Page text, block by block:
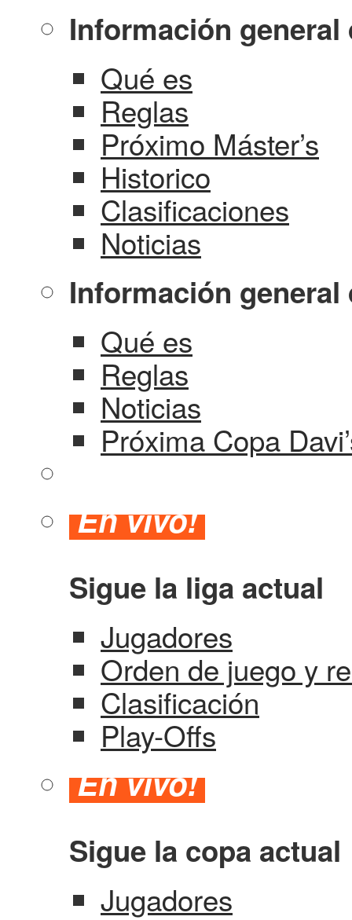
Información general
Qué es
Reglas
Próximo Máster’s
Historico
Clasificaciones
Noticias
Información general
Qué es
Reglas
Noticias
Próxima Copa
En vivo!
Sigue la liga actual
Jugadores
Orden de juego y
Clasificación
Play-Offs
En vivo!
Sigue la copa actual
Jugadores